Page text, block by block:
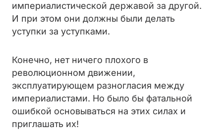
империалистической державой за другой.
И при этом они должны были делать
уступки за уступками.
Конечно, нет ничего плохого в
революционном движении,
эксплуатирующем разногласия между
империалистами. Но было бы фатальной
ошибкой основываться на этих силах и
приглашать их!